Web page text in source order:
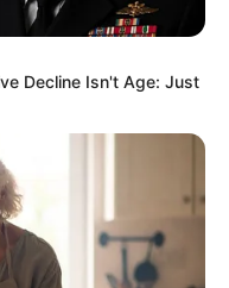
Decline Isn't Age: Just